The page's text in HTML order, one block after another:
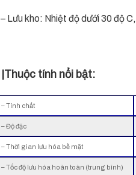
– Lưu kho: Nhiệt độ dưới 30 độ
|Thuộc tính nổi bật:
– Tính chất
– Độ đặc
– Thời gian lưu hóa bề mặt
– Tốc độ lưu hóa hoàn toàn (trung bình)